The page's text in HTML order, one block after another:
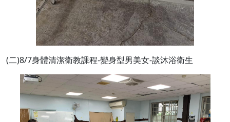
(二)8/7身體清潔衛教課程-變身型男美女-談沐浴衛生